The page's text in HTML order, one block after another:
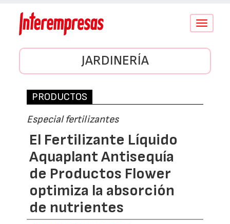
Conmutar
JARDINERÍA
PRODUCTOS
Especial fertilizantes
El Fertilizante Líquido
Aquaplant Antisequía
de Productos Flower
optimiza la absorción
de nutrientes